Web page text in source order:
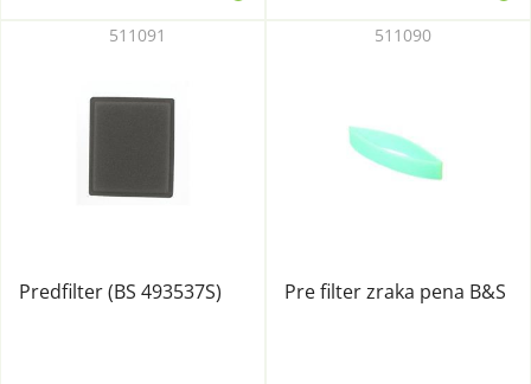
Predfilter (BS 493537S)
511091
Pre filter zraka pena B&S
511090